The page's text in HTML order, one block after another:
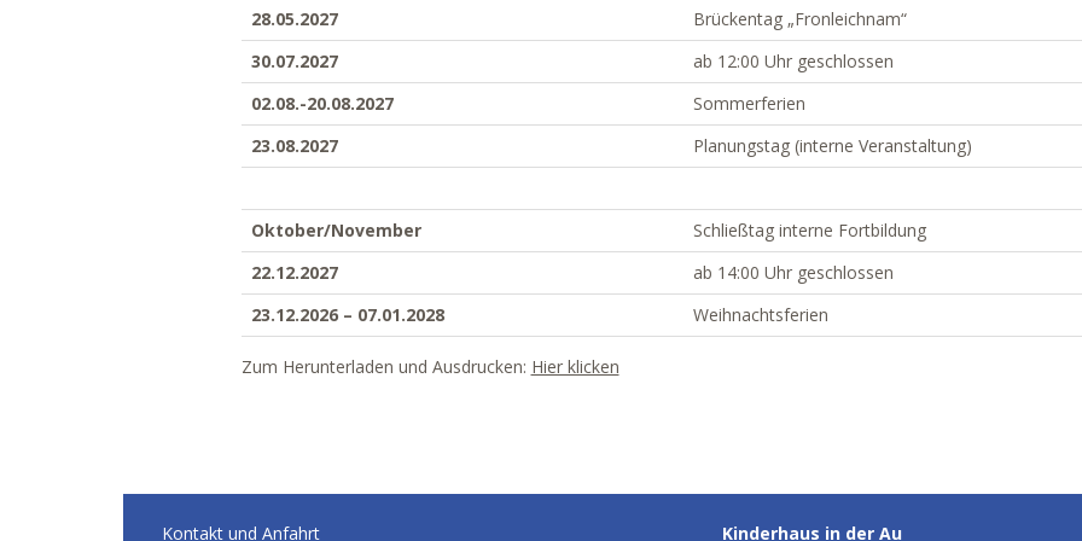
28.05.2027
Brückentag „Fronleichnam“
30.07.2027
ab 12:00 Uhr geschlossen
02.08.-20.08.2027
Sommerferien
23.08.2027
Planungstag (interne Veranstaltung)
Oktober/November
Schließtag interne Fortbildung
22.12.2027
ab 14:00 Uhr geschlossen
23.12.2026 – 07.01.2028
Weihnachtsferien
Zum Herunterladen und Ausdrucken: Hier klicken
Kontakt und Anfahrt Kinderhaus in der Au